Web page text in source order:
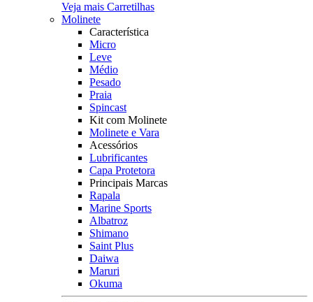
Veja mais Carretilhas
Molinete
Característica
Micro
Leve
Médio
Pesado
Praia
Spincast
Kit com Molinete
Molinete e Vara
Acessórios
Lubrificantes
Capa Protetora
Principais Marcas
Rapala
Marine Sports
Albatroz
Shimano
Saint Plus
Daiwa
Maruri
Okuma